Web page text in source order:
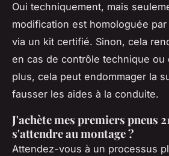
Oui techniquement, mais
modification est homologuée
via un kit certifié. Sinon, cela
en cas de contrôle technique ou
plus, cela peut endommager la
fausser les aides à la conduite.
J'achète mes premiers pneus
s'attendre au montage ?
Attendez-vous à un processus